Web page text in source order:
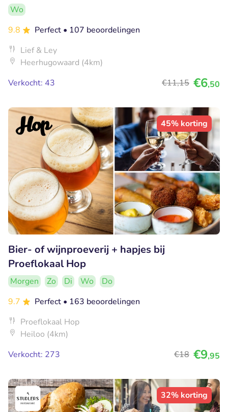
Wo
9.8
Perfect • 107 beoordelingen
Lief & Ley
Heerhugowaard (4km)
Verkocht: 43
€11,15 €6,50
45% korting
Bier- of wijnproeverij + hapjes bij
Proeflokaal Hop
Morgen Zo Di Wo
Do
9.7
Perfect • 163 beoordelingen
Proeflokaal Hop
Heiloo (4km)
Verkocht: 273
€18 €9,95
32% korting